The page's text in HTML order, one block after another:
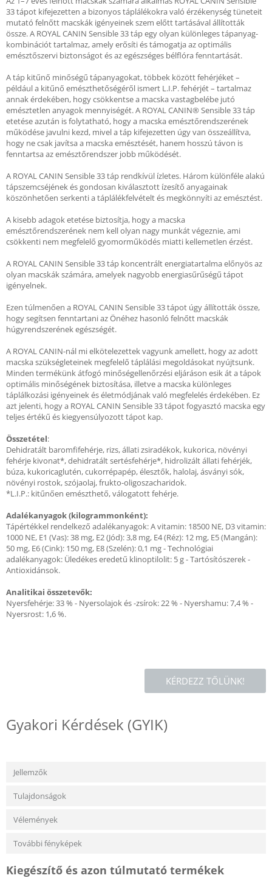
33 tápot kifejezetten a bizonyos táplálékokra való érzékenység tüneteit
mutató felnőtt macskák igényeinek szem előtt tartásával állították
össze. A ROYAL CANIN Sensible 33 táp egy olyan különleges tápanyag-
kombinációt tartalmaz, amely erősíti és támogatja az optimális
emésztőszervi biztonságot és az egészséges bélflóra fenntartását.
A táp kitűnő minőségű tápanyagokat, többek között fehérjéket –
például a kitűnő emészthetőségéről ismert L.I.P. fehérjét – tartalmaz
annak érdekében, hogy csökkentse a macska vastagbelébe jutó
emésztetlen anyagok mennyiségét. A ROYAL CANIN® Sensible 33 táp
etetése azután is folytatható, hogy a macska emésztőrendszerének
működése javulni kezd, mivel a táp kifejezetten úgy van összeállítva,
hogy ne csak javítsa a macska emésztését, hanem hosszú távon is
fenntartsa az emésztőrendszer jobb működését.
A ROYAL CANIN Sensible 33 táp rendkívül ízletes. Három különféle alakú
tápszemcséjének és gondosan kiválasztott ízesítő anyagainak
köszönhetően serkenti a táplálékfelvételt és megkönnyíti az emésztést.
A kisebb adagok etetése biztosítja, hogy a macska
emésztőrendszerének nem kell olyan nagy munkát végeznie, ami
csökkenti nem megfelelő gyomorműködés miatti kellemetlen érzést.
A ROYAL CANIN Sensible 33 táp koncentrált energiatartalma előnyös az
olyan macskák számára, amelyek nagyobb energiasűrűségű tápot
igényelnek.
Ezen túlmenően a ROYAL CANIN Sensible 33 tápot úgy állították össze,
hogy segítsen fenntartani az Önéhez hasonló felnőtt macskák
húgyrendszerének egészségét.
A ROYAL CANIN-nál mi elkötelezettek vagyunk amellett, hogy az adott
macska szükségleteinek megfelelő táplálási megoldásokat nyújtsunk.
Minden termékünk átfogó minőségellenőrzési eljáráson esik át a tápok
optimális minőségének biztosítása, illetve a macska különleges
táplálkozási igényeinek és életmódjának való megfelelés érdekében. Ez
azt jelenti, hogy a ROYAL CANIN Sensible 33 tápot fogyasztó macska egy
teljes értékű és kiegyensúlyozott tápot kap.
Összetétel:
Dehidratált baromfifehérje, rizs, állati zsiradékok, kukorica, növényi
fehérje kivonat*, dehidratált sertésfehérje*, hidrolizált állati fehérjék,
búza, kukoricaglutén, cukorrépapép, élesztők, halolaj, ásványi sók,
növényi rostok, szójaolaj, frukto-oligoszacharidok.
*L.I.P.: kitűnően emészthető, válogatott fehérje.
Adalékanyagok (kilogrammonként):
Tápértékkel rendelkező adalékanyagok: A vitamin: 18500 NE, D3 vitamin:
1000 NE, E1 (Vas): 38 mg, E2 (Jód): 3,8 mg, E4 (Réz): 12 mg, E5 (Mangán):
50 mg, E6 (Cink): 150 mg, E8 (Szelén): 0,1 mg - Technológiai
adalékanyagok: Üledékes eredetű klinoptilolit: 5 g - Tartósítószerek -
Antioxidánsok.
Analitikai összetevők:
Nyersfehérje: 33 % - Nyersolajok és -zsírok: 22 % - Nyershamu: 7,4 % -
Nyersrost: 1,6 %.
KÉRDEZZ TŐLÜNK!
Gyakori Kérdések (GYIK)
Jellemzők
Tulajdonságok
Vélemények
További fényképek
Kiegészítő és azon túlmutató termékek